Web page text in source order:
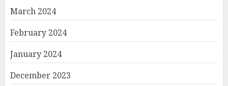
March 2024
February 2024
January 2024
December 2023